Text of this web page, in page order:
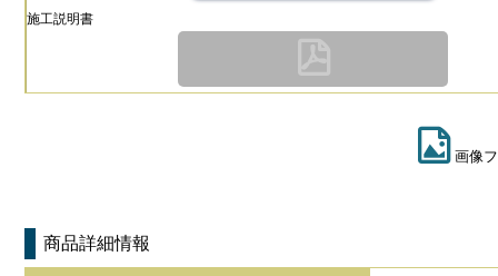
施工説明書
画像
商品詳細情報